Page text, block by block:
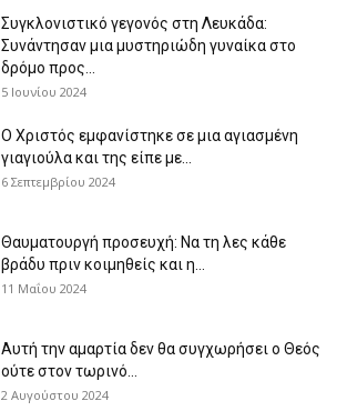
Συγκλονιστικό γεγονός στη Λευκάδα:
Συνάντησαν μια μυστηριώδη γυναίκα στο
δρόμο προς...
5 Ιουνίου 2024
Ο Χριστός εμφανίστηκε σε μια αγιασμένη
γιαγιούλα και της είπε με...
6 Σεπτεμβρίου 2024
Θαυματουργή προσευχή: Να τη λες κάθε
βράδυ πριν κοιμηθείς και η...
11 Μαΐου 2024
Αυτή την αμαρτία δεν θα συγχωρήσει ο Θεός
ούτε στον τωρινό...
2 Αυγούστου 2024